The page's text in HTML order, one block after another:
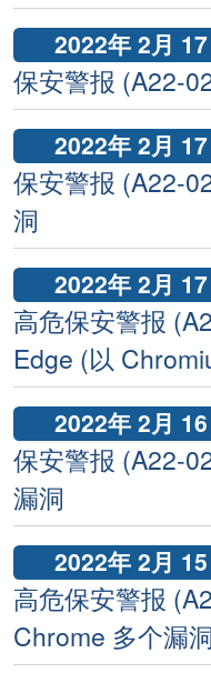
2022年 2月
保安警报 (A22-
2022年 2月
保安警报 (A22-
洞
2022年 2月
高危保安警报
Edge (以
2022年 2月
保安警报 (A22-
漏洞
2022年 2月
高危保安警报
Chrome 多个漏洞